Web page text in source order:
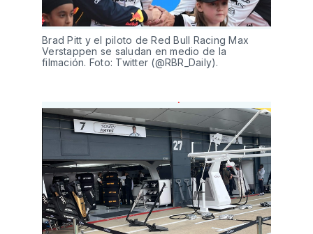
Brad Pitt y el piloto de Red Bull Racing Max
Verstappen se saludan en medio de la
filmación. Foto: Twitter (@RBR_Daily).